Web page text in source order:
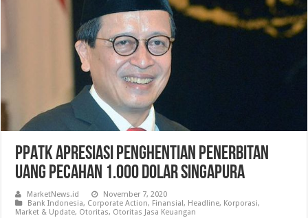
PPATK Apresiasi Penghentian Penerbitan
Uang Pecahan 1.000 Dolar Singapura
MarketNews.id
November 7, 2020
Bank Indonesia, Corporate Action, Finansial, Headline, Korporasi,
Market & Update, Otoritas, Otoritas Jasa Keuangan